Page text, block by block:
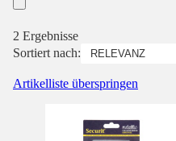
2 Ergebnisse
Sortiert nach:
Artikelliste überspringen